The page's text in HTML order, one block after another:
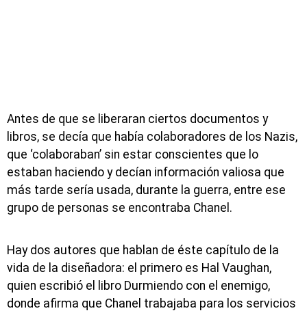
Antes de que se liberaran ciertos documentos y
libros, se decía que había colaboradores de los Nazis,
que ‘colaboraban’ sin estar conscientes que lo
estaban haciendo y decían información valiosa que
más tarde sería usada, durante la guerra, entre ese
grupo de personas se encontraba Chanel.
Hay dos autores que hablan de éste capítulo de la
vida de la diseñadora: el primero es Hal Vaughan,
quien escribió el libro Durmiendo con el enemigo,
donde afirma que Chanel trabajaba para los servicios